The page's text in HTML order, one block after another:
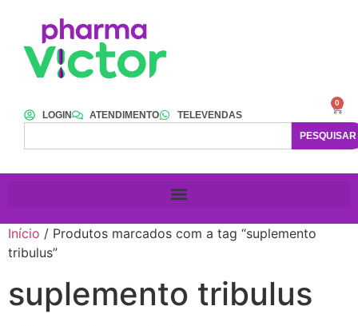
LOGIN ATENDIMENTO
TELEVENDAS
PESQUISAR
0
Início / Produtos marcados com a tag “suplemento
tribulus”
suplemento tribulus